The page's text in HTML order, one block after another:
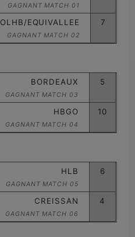
GAGNANT MATCH 01
OLHB/EQUIVALLEE
GAGNANT MATCH 02
7
BORDEAUX
GAGNANT MATCH 03
5
HBGO
GAGNANT MATCH 04
10
HLB
GAGNANT MATCH 05
6
CREISSAN
GAGNANT MATCH 06
4